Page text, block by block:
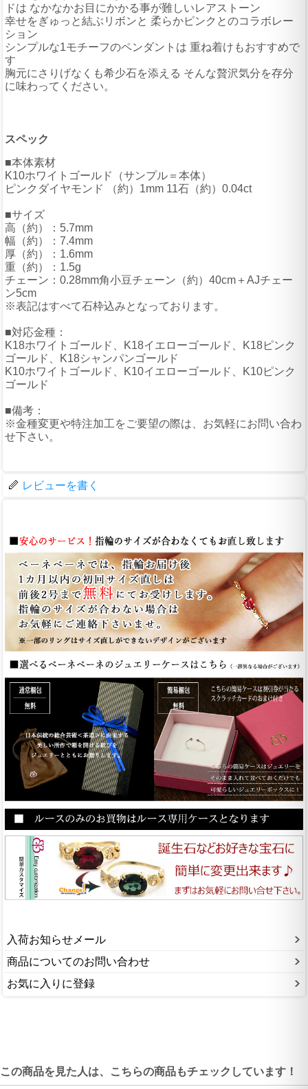
ドは なかなかお目にかかる事が難しいレアストーン
幸せをぎゅっと結ぶリボンと 柔らかピンクとのコラボレー
ション
シンプルな1モチーフのペンダントは 重ね着けもおすすめで
す
胸元にさりげなくも希少石を添える そんな贅沢気分を存分
に味わってください。
スペック
■本体素材
K10ホワイトゴールド（サンプル＝本体）
ピンクダイヤモンド （約）1mm 11石（約）0.04ct
■サイズ
高（約）：5.7mm
幅（約）：7.4mm
厚（約）：1.6mm
重（約）：1.5g
チェーン：0.28mm角小豆チェーン（約）40cm＋AJチェー
ン5cm
※表記はすべて石枠込みとなっております。
■対応金種：
K18ホワイトゴールド、K18イエローゴールド、K18ピンク
ゴールド、K18シャンパンゴールド
K10ホワイトゴールド、K10イエローゴールド、K10ピンク
ゴールド
■備考：
※金種変更や特注加工をご要望の際は、お気軽にお問い合わ
せ下さい。
レビューを書く
入荷お知らせメール
商品についてのお問い合わせ
お気に入りに登録
この商品を見た人は、こちらの商品もチェックしています！